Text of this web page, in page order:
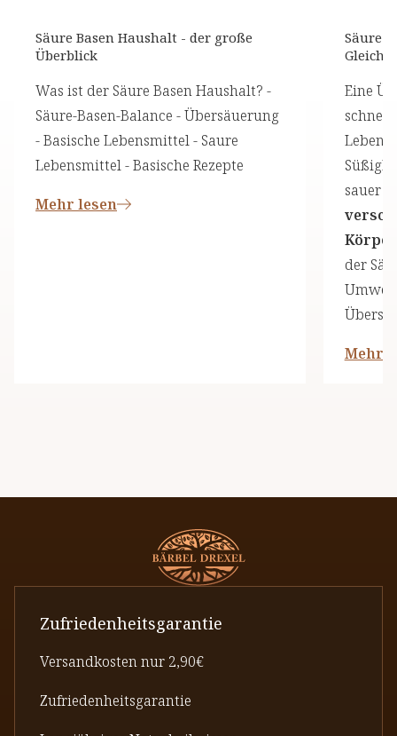
Säure Basen Haushalt - der große
Überblick
Was ist der Säure Basen Haushalt? -
Säure-Basen-Balance - Übersäuerung
- Basische Lebensmittel - Saure
Lebensmittel - Basische Rezepte
Mehr lesen
Säure-
Eine
sauer
der
Mehr
Zufriedenheitsgarantie
Versandkosten nur 2,90€
Zufriedenheitsgarantie